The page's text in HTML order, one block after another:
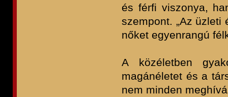
és férfi viszonya,
szempont. „Az üzleti
nőket egyenrangú
A közéletben
magánéletet és a
nem minden